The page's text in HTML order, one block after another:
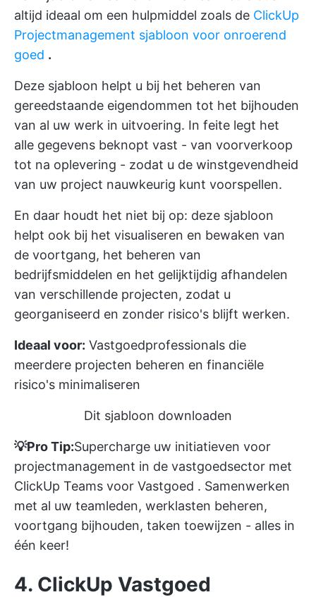
altijd ideaal om een hulpmiddel zoals de ClickUp
Projectmanagement sjabloon voor onroerend
goed .
Deze sjabloon helpt u bij het beheren van
gereedstaande eigendommen tot het bijhouden
van al uw werk in uitvoering. In feite legt het
alle gegevens beknopt vast - van voorverkoop
tot na oplevering - zodat u de winstgevendheid
van uw project nauwkeurig kunt voorspellen.
En daar houdt het niet bij op: deze sjabloon
helpt ook bij het visualiseren en bewaken van
de voortgang, het beheren van
bedrijfsmiddelen en het gelijktijdig afhandelen
van verschillende projecten, zodat u
georganiseerd en zonder risico's blijft werken.
Ideaal voor: Vastgoedprofessionals die
meerdere projecten beheren en financiële
risico's minimaliseren
Dit sjabloon downloaden
💡Pro Tip:Supercharge uw initiatieven voor
projectmanagement in de vastgoedsector met
ClickUp Teams voor Vastgoed . Samenwerken
met al uw teamleden, werklasten beheren,
voortgang bijhouden, taken toewijzen - alles in
één keer!
4. ClickUp Vastgoed